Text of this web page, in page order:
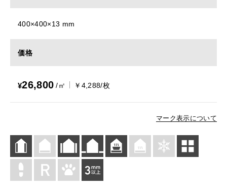
400×400×13 mm
価格
¥26,800 /㎡ ￥4,288/枚
マーク表示について